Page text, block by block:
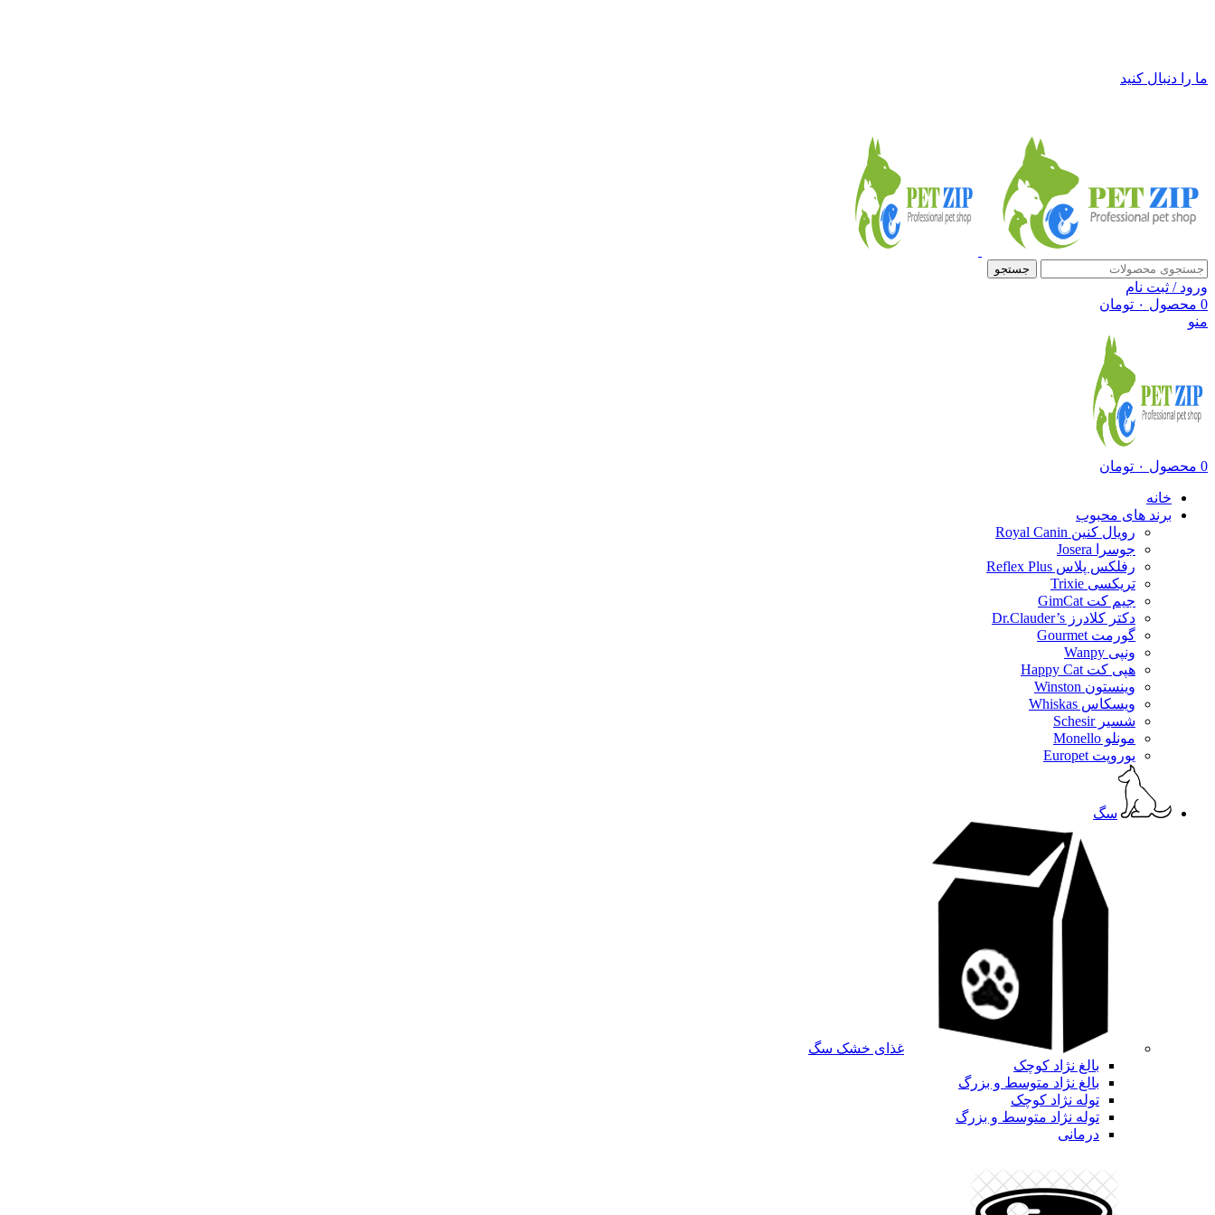
ما را دنبال کنید
جستجو
ورود / ثبت نام
0 محصول ۰ تومان
منو
0 محصول ۰ تومان
خانه
برند های محبوب
رویال کنین Royal Canin
جوسرا Josera
رفلکس پلاس Reflex Plus
تریکسی Trixie
جیم کت GimCat
دکتر کلادرز Dr.Clauder’s
گورمت Gourmet
ونپی Wanpy
هپی کت Happy Cat
وینستون Winston
ویسکاس Whiskas
شسیر Schesir
مونلو Monello
یوروپت Europet
سگ
غذای خشک سگ
بالغ نژاد کوچک
بالغ نژاد متوسط و بزرگ
توله نژاد کوچک
توله نژاد متوسط و بزرگ
درمانی